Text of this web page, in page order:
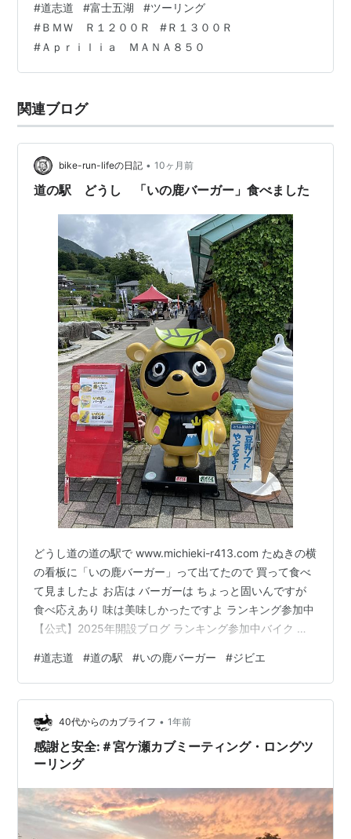
えるとソロでは中々行く気にならないエリアでしたか
ら、気分は高まりました。 そしてツーリング前日になっ
て、念のためエンジンでも掛けておくかと思ってガレー
ジでキーを回してみたのですが、「カシュ、、」と一瞬
からするとバッテリー上がりの雰囲気だったものの、
同…
#道志道 #富士五湖 #ツーリング
#ＢＭＷ Ｒ１２００Ｒ #Ｒ１３００Ｒ
#Ａｐｒｉｌｉａ ＭＡＮＡ８５０
関連ブログ
bike-run-lifeの日記 • 10ヶ月前
道の駅 どうし 「いの鹿バーガー」食べました
どうし道の道の駅で www.michieki-r413.com たぬきの横
の看板に「いの鹿バーガー」って出てたので 買って食べ
て見ましたよ お店は バーガーは ちょっと固いんですが
食べ応えあり 味は美味しかったですよ ランキング参加中
【公式】2025年開設ブログ ランキング参加中バイク ラ
キング参加中はてな初心者友達募集 ランキング参加中ラ
イフスタイル ランキング参加中雑談・日記を書きたい人
のグループ
#道志道 #道の駅 #いの鹿バーガー #ジビエ
40代からのカブライフ • 1年前
感謝と安全:＃宮ケ瀬カブミーティング・ロングツ
ーリング